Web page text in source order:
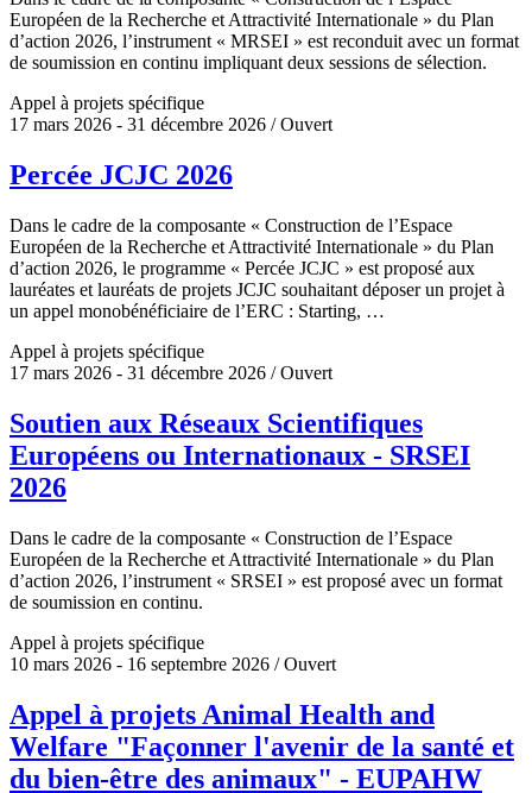
Européen de la Recherche et Attractivité Internationale » du Plan
d’action 2026, l’instrument « MRSEI » est reconduit avec un format
de soumission en continu impliquant deux sessions de sélection.
Appel à projets spécifique
17 mars 2026 - 31 décembre 2026 / Ouvert
Percée JCJC 2026
Dans le cadre de la composante « Construction de l’Espace
Européen de la Recherche et Attractivité Internationale » du Plan
d’action 2026, le programme « Percée JCJC » est proposé aux
lauréates et lauréats de projets JCJC souhaitant déposer un projet à
un appel monobénéficiaire de l’ERC : Starting, …
Appel à projets spécifique
17 mars 2026 - 31 décembre 2026 / Ouvert
Soutien aux Réseaux Scientifiques
Européens ou Internationaux - SRSEI
2026
Dans le cadre de la composante « Construction de l’Espace
Européen de la Recherche et Attractivité Internationale » du Plan
d’action 2026, l’instrument « SRSEI » est proposé avec un format
de soumission en continu.
Appel à projets spécifique
10 mars 2026 - 16 septembre 2026 / Ouvert
Appel à projets Animal Health and
Welfare "Façonner l'avenir de la santé et
du bien-être des animaux" - EUPAHW